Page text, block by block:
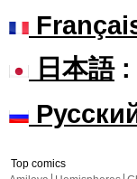
日本語:
Top comics